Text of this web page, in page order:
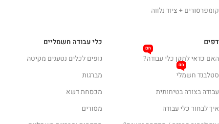
קומפרסורים + ציוד נלווה
כלי עבודה חשמליים
גופים לכלים נטענים מקיטה
מברגות
מכסחת דשא
מסורים
דפים
האם כדאי לתקן כלי עבודה?
חם
סטלבנד חשמלי
חם
עבודה בצורה בטיחותית
איך לבחור כלי עבודה